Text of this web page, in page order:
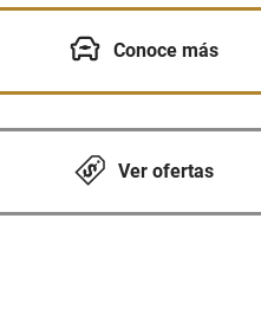
Conoce más
Ver ofertas